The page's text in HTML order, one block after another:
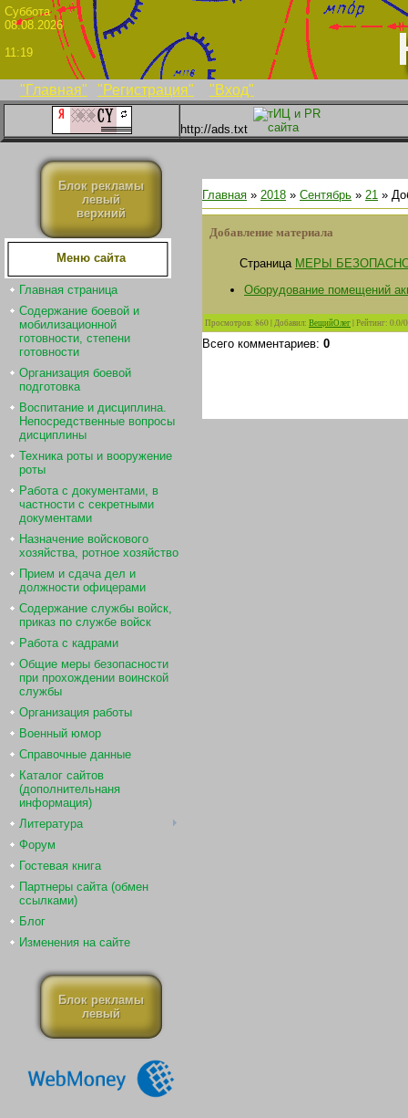
"Главная" "Регистрация" "Вход"
08.08.2026
11:19
http://ads.txt
Блок рекламы
левый
верхний
Меню сайта
Главная страница
Содержание боевой и
мобилизационной
готовности, степени
готовности
Организация боевой
подготовка
Воспитание и дисциплина.
Непосредственные вопросы
дисциплины
Техника роты и вооружение
роты
Работа с документами, в
частности с секретными
документами
Назначение войскового
хозяйства, ротное хозяйство
Прием и сдача дел и
должности офицерами
Содержание службы войск,
приказ по службе войск
Работа с кадрами
Общие меры безопасности
при прохождении воинской
службы
Организация работы
Военный юмор
Справочные данные
Каталог сайтов
(дополнительнаня
информация)
Литература
Форум
Гостевая книга
Партнеры сайта (обмен
ссылками)
Блог
Изменения на сайте
Блок рекламы
левый
Главная » 2018 » Сентябрь » 21 »
Добавление материала
Страница МЕРЫ
Оборудование помещений
Просмотров: 860|Добавил: ВещийОлег|Рейтинг: 0.0/0
Всего комментариев: 0